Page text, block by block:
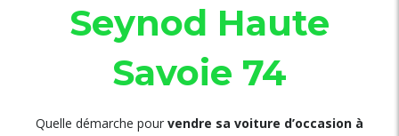
Seynod Haute
Savoie 74
Quelle démarche pour vendre sa voiture d’occasion à